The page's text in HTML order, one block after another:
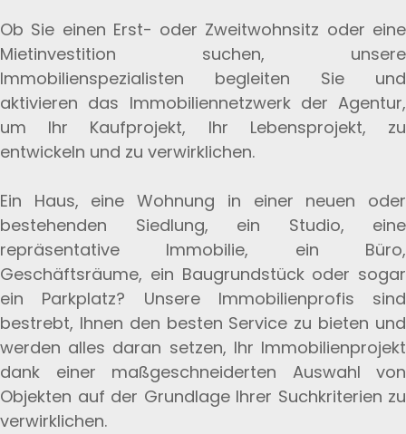
Ob Sie einen Erst- oder Zweitwohnsitz oder eine
Mietinvestition suchen, unsere
Immobilienspezialisten begleiten Sie und
aktivieren das Immobiliennetzwerk der Agentur,
um Ihr Kaufprojekt, Ihr Lebensprojekt, zu
entwickeln und zu verwirklichen.
Ein Haus, eine Wohnung in einer neuen oder
bestehenden Siedlung, ein Studio, eine
repräsentative Immobilie, ein Büro,
Geschäftsräume, ein Baugrundstück oder sogar
ein Parkplatz? Unsere Immobilienprofis sind
bestrebt, Ihnen den besten Service zu bieten und
werden alles daran setzen, Ihr Immobilienprojekt
dank einer maßgeschneiderten Auswahl von
Objekten auf der Grundlage Ihrer Suchkriterien zu
verwirklichen.